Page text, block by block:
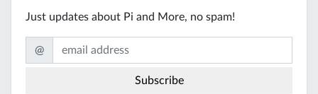
Just updates about Pi and More, no spam!
@